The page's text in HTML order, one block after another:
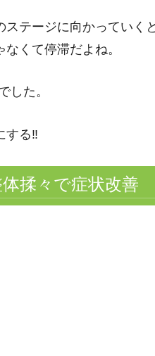
テージに向かっていく
くて停滞だよね。
した。
する‼
揉々で症状改善